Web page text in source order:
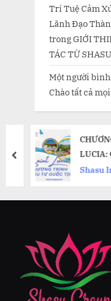
Trí Tuệ Cảm
Lãnh Đạo
trongGIỚI
TÁC TỪ
Một người
Chào tất cả
CHƯƠNG
LUCIA:
VÀ
Shasu
prev